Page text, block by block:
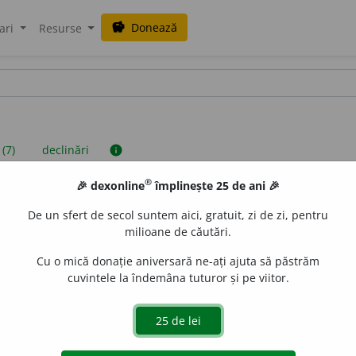
Resurse savings Donează
declinări info
sunt compilate de echipa dexonline. Definițiile originale se
reordona filele pe pagina depreferințe.
surse
substantiv masculin
🎉 dexonline® împlinește 25 de ani 🎉
De un sfert de secol suntem aici, gratuit, zi de zi, pentru
milioane de căutări.
Cu o mică donație aniversară ne-ați ajuta să păstrăm
cuvintele la îndemâna tuturor și pe viitor.